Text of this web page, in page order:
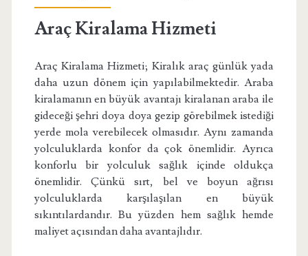
Araç Kiralama Hizmeti
Araç Kiralama Hizmeti; Kiralık araç günlük yada
daha uzun dönem için yapılabilmektedir. Araba
kiralamanın en büyük avantajı kiralanan araba ile
gideceği şehri doya doya gezip görebilmek istediği
yerde mola verebilecek olmasıdır. Aynı zamanda
yolculuklarda konfor da çok önemlidir. Ayrıca
konforlu bir yolculuk sağlık içinde oldukça
önemlidir. Çünkü sırt, bel ve boyun ağrısı
yolculuklarda karşılaşılan en büyük
sıkıntılardandır. Bu yüzden hem sağlık hemde
maliyet açısından daha avantajlıdır.